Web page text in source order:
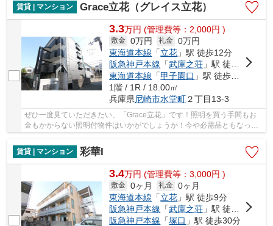
賃貸 | マンション
Grace立花（グレイス立花）
3.3万円 (管理費等：2,000円 )
敷金 0万円 礼金 0万円
東海道本線 「立花 」駅 徒歩12分
阪急神戸本線 「武庫之荘 」駅 徒歩19分
東海道本線 「甲子園口 」駅 徒歩29分
1階 / 1R / 18.00㎡
兵庫県尼崎市水堂町２丁目13-3
ぜひ一度見ていただきたい、「Grace立花」です！照明を買う手間もお
金もかからない照明付物件はいかがでしょうか！今や必需品ともなった
ネット！こちらはインターネット有り物件です！...
賃貸 | マンション
彩華I
3.4万円 (管理費等：3,000円 )
敷金 0ヶ月 礼金 0ヶ月
東海道本線 「立花 」駅 徒歩9分
阪急神戸本線 「武庫之荘 」駅 徒歩17分
阪急神戸本線 「塚口 」駅 徒歩30分